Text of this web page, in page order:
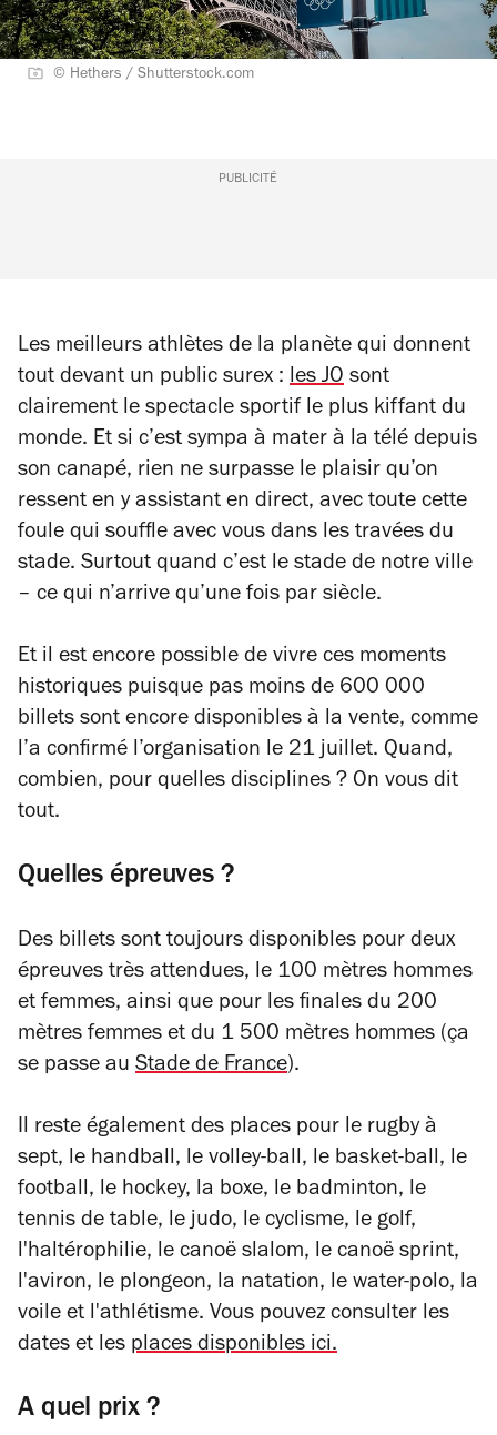
© Hethers / Shutterstock.com
PUBLICITÉ
Les meilleurs athlètes de la planète qui donnent
tout devant un public surex : les JO sont
clairement le spectacle sportif le plus kiffant du
monde. Et si c’est sympa à mater à la télé depuis
son canapé, rien ne surpasse le plaisir qu’on
ressent en y assistant en direct, avec toute cette
foule qui souffle avec vous dans les travées du
stade. Surtout quand c’est le stade de notre ville
– ce qui n’arrive qu’une fois par siècle.
Et il est encore possible de vivre ces moments
historiques puisque pas moins de 600 000
billets sont encore disponibles à la vente, comme
l’a confirmé l’organisation le 21 juillet. Quand,
combien, pour quelles disciplines ? On vous dit
tout.
Quelles épreuves ?
Des billets sont toujours disponibles pour deux
épreuves très attendues, le 100 mètres hommes
et femmes, ainsi que pour les finales du 200
mètres femmes et du 1 500 mètres hommes (ça
se passe au Stade de France).
Il reste également des places pour le rugby à
sept, le handball, le volley-ball, le basket-ball, le
football, le hockey, la boxe, le badminton, le
tennis de table, le judo, le cyclisme, le golf,
l'haltérophilie, le canoë slalom, le canoë sprint,
l'aviron, le plongeon, la natation, le water-polo, la
voile et l'athlétisme. Vous pouvez consulter les
dates et les places disponibles ici.
A quel prix ?